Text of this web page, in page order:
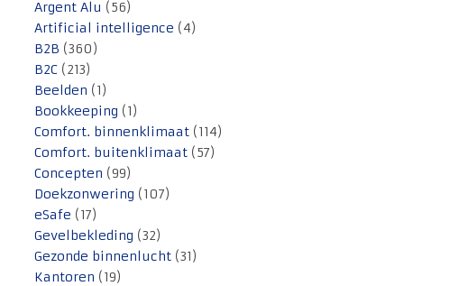
Argent Alu (56)
Artificial intelligence (4)
B2B (360)
B2C (213)
Beelden (1)
Bookkeeping (1)
Comfort. binnenklimaat (114)
Comfort. buitenklimaat (57)
Concepten (99)
Doekzonwering (107)
eSafe (17)
Gevelbekleding (32)
Gezonde binnenlucht (31)
Kantoren (19)